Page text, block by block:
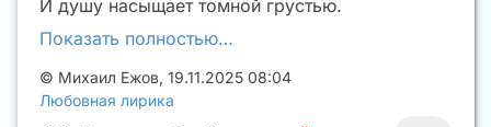
И душу насыщает томной грустью.
Показать полностью…
© Михаил Ежов, 19.11.2025 08:04
Любовная лирика